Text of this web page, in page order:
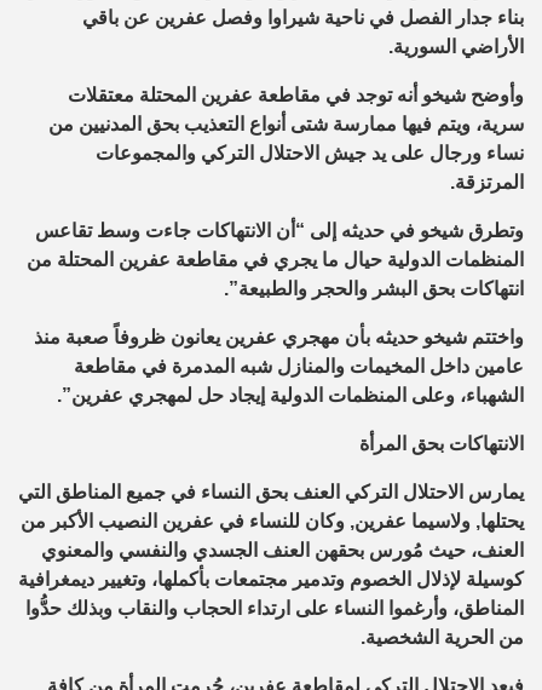
بناء جدار الفصل في ناحية شيراوا وفصل عفرين عن باقي
الأراضي السورية.
وأوضح شيخو أنه توجد في مقاطعة عفرين المحتلة معتقلات
سرية، ويتم فيها ممارسة شتى أنواع التعذيب بحق المدنيين من
نساء ورجال على يد جيش الاحتلال التركي والمجموعات
المرتزقة.
وتطرق شيخو في حديثه إلى “أن الانتهاكات جاءت وسط تقاعس
المنظمات الدولية حيال ما يجري في مقاطعة عفرين المحتلة من
انتهاكات بحق البشر والحجر والطبيعة”.
واختتم شيخو حديثه بأن مهجري عفرين يعانون ظروفاً صعبة منذ
عامين داخل المخيمات والمنازل شبه المدمرة في مقاطعة
الشهباء، وعلى المنظمات الدولية إيجاد حل لمهجري عفرين”.
الانتهاكات بحق المرأة
يمارس الاحتلال التركي العنف بحق النساء في جميع المناطق التي
يحتلها, ولاسيما عفرين, وكان للنساء في عفرين النصيب الأكبر من
العنف، حيث مُورس بحقهن العنف الجسدي والنفسي والمعنوي
كوسيلة لإذلال الخصوم وتدمير مجتمعات بأكملها، وتغيير ديمغرافية
المناطق، وأرغموا النساء على ارتداء الحجاب والنقاب وبذلك حدُّوا
من الحرية الشخصية.
فبعد الاحتلال التركي لمقاطعة عفرين، حُرمت المرأة من كافة